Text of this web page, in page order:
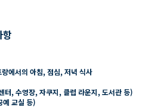
에서의 아침, 점심, 저녁 식사
터, 수영장, 자쿠지, 클럽 라운지, 도서관 등)
예 교실 등)